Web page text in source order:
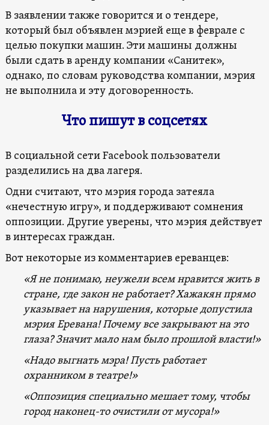
В заявлении также говорится и о тендере,
который был объявлен мэрией еще в феврале с
целью покупки машин. Эти машины должны
были сдать в аренду компании «Санитек»,
однако, по словам руководства компании, мэрия
не выполнила и эту договоренность.
Что пишут в соцсетях
В социальной сети Facebook пользователи
разделились на два лагеря.
Одни считают, что мэрия города затеяла
«нечестную игру», и поддерживают сомнения
оппозиции. Другие уверены, что мэрия действует
в интересах граждан.
Вот некоторые из комментариев ереванцев:
«Я не понимаю, неужели всем нравится жить в
стране, где закон не работает? Хажакян прямо
указывает на нарушения, которые допустила
мэрия Еревана! Почему все закрывают на это
глаза? Значит мало нам было прошлой власти!»
«Надо выгнать мэра! Пусть работает
охранником в театре!»
«Оппозиция специально мешает тому, чтобы
город наконец-то очистили от мусора!»